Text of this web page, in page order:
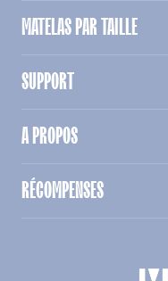
MATELAS PAR TAILLE
SUPPORT
A PROPOS
RÉCOMPENSES